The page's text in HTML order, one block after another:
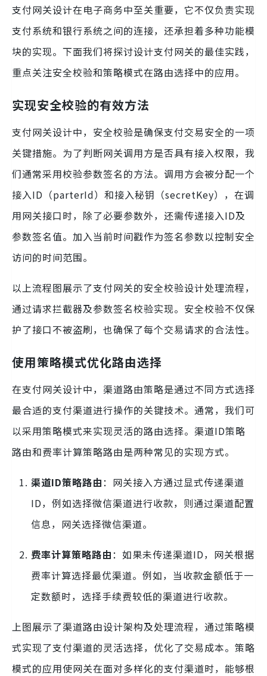
支付网关设计在电子商务中至关重要，它不仅负责实现
支付系统和银行系统之间的连接，还承担着多种功能模
块的实现。下面我们将探讨设计支付网关的最佳实践，
重点关注安全校验和策略模式在路由选择中的应用。
实现安全校验的有效方法
支付网关设计中，安全校验是确保支付交易安全的一项
关键措施。为了判断网关调用方是否具有接入权限，我
们通常采用校验参数签名的方法。调用方会被分配一个
接入ID（parterId）和接入秘钥（secretKey），在调
用网关接口时，除了必要参数外，还需传递接入ID及
参数签名值。加入当前时间戳作为签名参数以控制安全
访问的时间范围。
以上流程图展示了支付网关的安全校验设计处理流程，
通过请求拦截器及参数签名校验实现。安全校验不仅保
护了接口不被盗刷，也确保了每个交易请求的合法性。
使用策略模式优化路由选择
在支付网关设计中，渠道路由策略是通过不同方式选择
最合适的支付渠道进行操作的关键技术。通常，我们可
以采用策略模式来实现灵活的路由选择。渠道ID策略
路由和费率计算策略路由是两种常见的实现方式。
渠道ID策略路由：网关接入方通过显式传递渠道
ID，例如选择微信渠道进行收款，则通过渠道配置
信息，网关选择微信渠道。
费率计算策略路由：如果未传递渠道ID，网关根据
费率计算选择最优渠道。例如，当收款金额低于一
定数额时，选择手续费较低的渠道进行收款。
上图展示了渠道路由设计架构及处理流程，通过策略模
式实现了支付渠道的灵活选择，优化了交易成本。策略
模式的应用使网关在面对多样化的支付渠道时，能够根